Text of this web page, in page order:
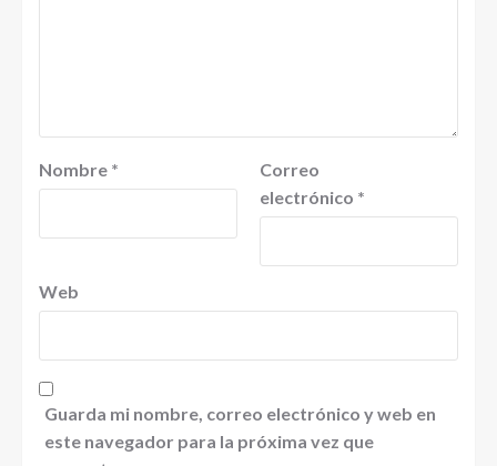
Nombre *
Correo
electrónico *
Web
Guarda mi nombre, correo electrónico y web en
este navegador para la próxima vez que